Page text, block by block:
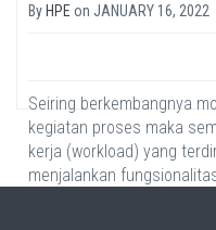
By HPE on JANUARY 16, 2022
Seiring berkembangnya
kegiatan proses maka
kerja (workload) yang
menjalankan